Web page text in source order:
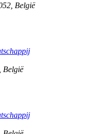
België
België